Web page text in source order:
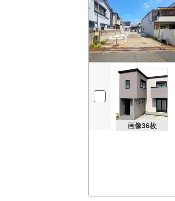
画像36枚
該当物件0件
該当物件0件
該当物件0件
該当物件0件
該当物件0件
該当物件0件